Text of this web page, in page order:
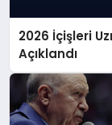
2026 İçişleri
Açıklandı